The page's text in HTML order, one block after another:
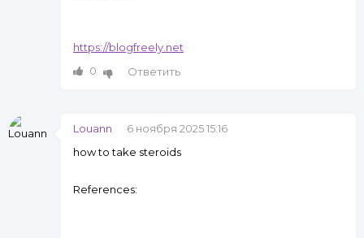
https://blogfreely.net
0
Ответить
Louann
6 ноября 2025 15:16
how to take steroids
References: